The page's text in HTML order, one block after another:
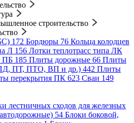
строительство
172 Бордюры 76 Кольца колодцев
Л 156 Лотки теплотрасс типа ЛК
ПБ 185 Плиты дорожные 66 Плиты
ПД, ПТ, ПТО, ВП и др.) 442 Плиты
перекрытия ПК 623 Сваи 149
лестничных сходов для железных
54 Блоки боковой,